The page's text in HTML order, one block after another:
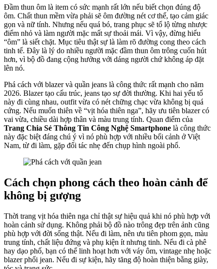
Đầm thun ôm là item có sức mạnh rất lớn nếu biết chọn đúng độ
ôm. Chất thun mềm vừa phải sẽ ôm đường nét cơ thể, tạo cảm giác
gọn và nữ tính. Nhưng nếu quá bó, trang phục sẽ tố lộ từng nhược
điểm nhỏ và làm người mặc mất sự thoải mái. Vì vậy, đừng hiểu
“ôm” là siết chặt. Mục tiêu thật sự là làm rõ đường cong theo cách
tinh tế. Đây là lý do nhiều người mặc đầm thun ôm trông cuốn hút
hơn, vì bộ đồ đang cộng hưởng với dáng người chứ không áp đặt
lên nó.
Phá cách với blazer và quần jeans là công thức rất mạnh cho năm
2026. Blazer tạo cấu trúc, jeans tạo sự đời thường. Khi hai yếu tố
này đi cùng nhau, outfit vừa có nét chững chạc vừa không bị quá
cứng. Nếu muốn thiên về “vịt hóa thiên nga”, hãy ưu tiên blazer có
vai vừa, chiều dài hợp thân và màu trung tính. Quan điểm của
Trang Chia Sẻ Thông Tin Công Nghệ Smartphone là công thức
này đặc biệt đáng chú ý vì nó phù hợp với nhiều bối cảnh ở Việt
Nam, từ đi làm, gặp đối tác nhẹ đến chụp hình ngoài phố.
Cách chọn phong cách theo hoàn cảnh để
không bị gượng
Thời trang vịt hóa thiên nga chỉ thật sự hiệu quả khi nó phù hợp với
hoàn cảnh sử dụng. Không phải bộ đồ nào trông đẹp trên ảnh cũng
phù hợp với đời sống thật. Nếu đi làm, nên ưu tiên phom gọn, màu
trung tính, chất liệu đứng và phụ kiện ít nhưng tinh. Nếu đi cà phê
hay dạo phố, bạn có thể linh hoạt hơn với váy ôm, vintage nhẹ hoặc
blazer phối jean. Nếu đi sự kiện, hãy tăng độ hoàn thiện bằng giày,